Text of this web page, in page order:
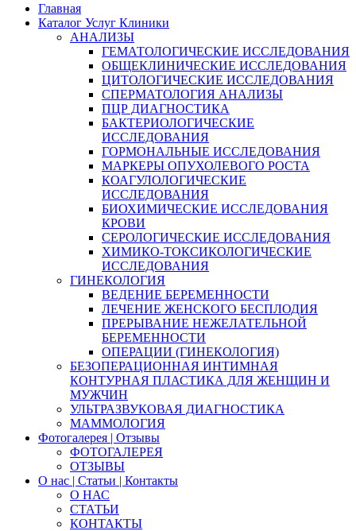
Главная
Каталог Услуг Клиники
АНАЛИЗЫ
ГЕМАТОЛОГИЧЕСКИЕ ИССЛЕДОВАНИЯ
ОБЩЕКЛИНИЧЕСКИЕ ИССЛЕДОВАНИЯ
ЦИТОЛОГИЧЕСКИЕ ИССЛЕДОВАНИЯ
СПЕРМАТОЛОГИЯ АНАЛИЗЫ
ПЦР ДИАГНОСТИКА
БАКТЕРИОЛОГИЧЕСКИЕ
ИССЛЕДОВАНИЯ
ГОРМОНАЛЬНЫЕ ИССЛЕДОВАНИЯ
МАРКЕРЫ ОПУХОЛЕВОГО РОСТА
КОАГУЛОЛОГИЧЕСКИЕ
ИССЛЕДОВАНИЯ
БИОХИМИЧЕСКИЕ ИССЛЕДОВАНИЯ
КРОВИ
СЕРОЛОГИЧЕСКИЕ ИССЛЕДОВАНИЯ
ХИМИКО-ТОКСИКОЛОГИЧЕСКИЕ
ИССЛЕДОВАНИЯ
ГИНЕКОЛОГИЯ
ВЕДЕНИЕ БЕРЕМЕННОСТИ
ЛЕЧЕНИЕ ЖЕНСКОГО БЕСПЛОДИЯ
ПРЕРЫВАНИЕ НЕЖЕЛАТЕЛЬНОЙ
БЕРЕМЕННОСТИ
ОПЕРАЦИИ (ГИНЕКОЛОГИЯ)
БЕЗОПЕРАЦИОННАЯ ИНТИМНАЯ
КОНТУРНАЯ ПЛАСТИКА ДЛЯ ЖЕНЩИН И
МУЖЧИН
УЛЬТРАЗВУКОВАЯ ДИАГНОСТИКА
МАММОЛОГИЯ
Фотогалерея | Отзывы
ФОТОГАЛЕРЕЯ
ОТЗЫВЫ
О нас | Статьи | Контакты
О НАС
СТАТЬИ
КОНТАКТЫ